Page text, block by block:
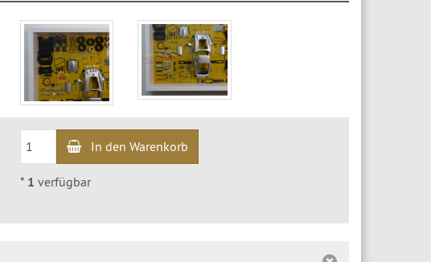
In den Warenkorb
* 1 verfügbar